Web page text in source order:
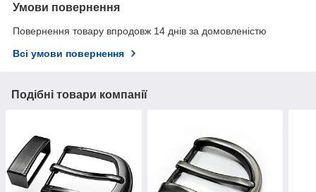
Умови повернення
Повернення товару впродовж 14 днів за домовленістю
Всі умови повернення
Подібні товари компанії